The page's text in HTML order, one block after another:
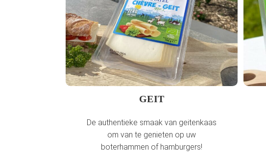
GEIT
De authentieke smaak van geitenkaas
om van te genieten op uw
boterhammen of hamburgers!